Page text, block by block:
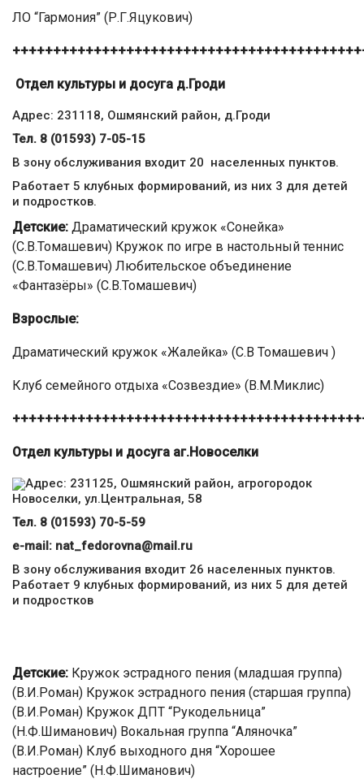
ЛО “Гармония” (Р.Г.Яцукович)
Отдел культуры и досуга д.Гроди
Адрес: 231118, Ошмянский район, д.Гроди
Тел. 8 (01593) 7-05-15
В зону обслуживания входит 20 населенных пунктов.
Работает 5 клубных формирований, из них 3 для детей
и подростков.
Детские: Драматический кружок «Сонейка»
(С.В.Томашевич) Кружок по игре в настольный теннис
(С.В.Томашевич) Любительское объединение
«Фантазёры» (С.В.Томашевич)
Взрослые:
Драматический кружок «Жалейка» (С.В Томашевич )
Клуб семейного отдыха «Созвездие» (В.М.Миклис)
Отдел культуры и досуга аг.Новоселки
Адрес: 231125, Ошмянский район, агрогородок
Новоселки, ул.Центральная, 58
Тел. 8 (01593) 70-5-59
е-mail: nat_fedorovna@mail.ru
В зону обслуживания входит 26 населенных пунктов.
Работает 9 клубных формирований, из них 5 для детей
и подростков
Детские: Кружок эстрадного пения (младшая группа)
(В.И.Роман) Кружок эстрадного пения (старшая группа)
(В.И.Роман) Кружок ДПТ “Рукодельница”
(Н.Ф.Шиманович) Вокальная группа “Аляночка”
(В.И.Роман) Клуб выходного дня “Хорошее
настроение” (Н.Ф.Шиманович)